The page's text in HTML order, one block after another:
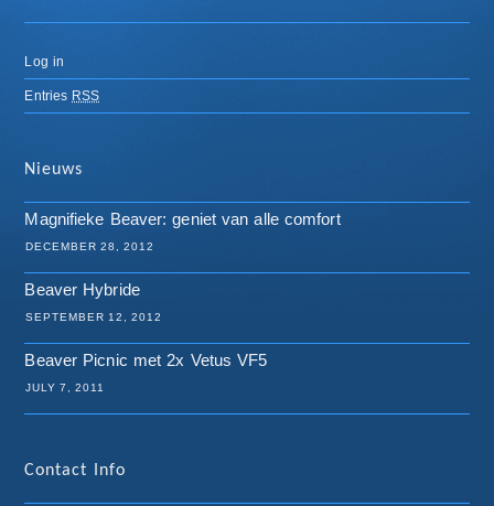
Log in
Entries RSS
Nieuws
Magnifieke Beaver: geniet van alle comfort
DECEMBER 28, 2012
Beaver Hybride
SEPTEMBER 12, 2012
Beaver Picnic met 2x Vetus VF5
JULY 7, 2011
Contact Info